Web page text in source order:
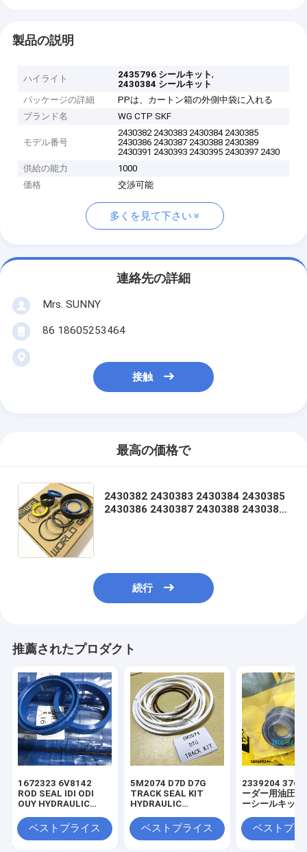
製品の説明
ハイライト 2435796 シールキット,
2430384 シールキット
パッケージの詳細
PPは、カートン箱の外側中袋に入れる
ブランド名
WG CTP SKF
モデル番号
2430382 2430383 2430384 2430385
2430386 2430387 2430388 2430389
2430391 2430393 2430395 2430397 2430
供給の能力
1000
価格
交渉可能
多くを見て下さい
連絡先の詳細
Mrs. SUNNY
86 18605253464
接触
最高の価格で
2430382 2430383 2430384 2430385
2430386 2430387 2430388 2430389
続行
推薦されたプロダクト
1672323 6V8142
ROD SEAL IDI ODI
OUY HYDRAULIC
ベストプライス
5M2074 D7D D7G
TRACK SEAL KIT
HYDRAULIC
SEAL KIT NBR
ベストプライス
2339204
ーダー用油圧シ
ーシールキット
ベストプラ